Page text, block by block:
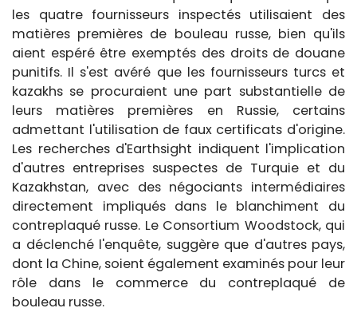
les quatre fournisseurs inspectés utilisaient des
matières premières de bouleau russe, bien qu'ils
aient espéré être exemptés des droits de douane
punitifs. Il s'est avéré que les fournisseurs turcs et
kazakhs se procuraient une part substantielle de
leurs matières premières en Russie, certains
admettant l'utilisation de faux certificats d'origine.
Les recherches d'Earthsight indiquent l'implication
d'autres entreprises suspectes de Turquie et du
Kazakhstan, avec des négociants intermédiaires
directement impliqués dans le blanchiment du
contreplaqué russe. Le Consortium Woodstock, qui
a déclenché l'enquête, suggère que d'autres pays,
dont la Chine, soient également examinés pour leur
rôle dans le commerce du contreplaqué de
bouleau russe.